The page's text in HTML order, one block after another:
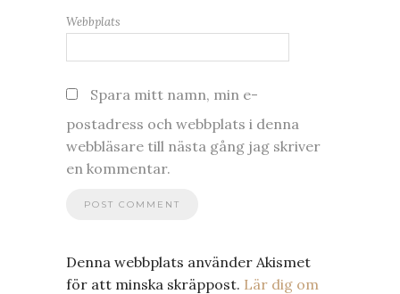
Webbplats
Spara mitt namn, min e-
postadress och webbplats i denna
webbläsare till nästa gång jag skriver
en kommentar.
Denna webbplats använder Akismet
för att minska skräppost. Lär dig om